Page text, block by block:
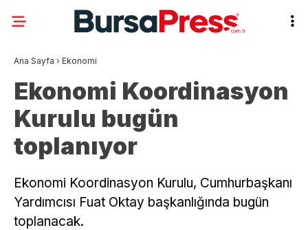
Ana Sayfa › Ekonomi
Ekonomi Koordinasyon
Kurulu bugün
toplanıyor
Ekonomi Koordinasyon Kurulu, Cumhurbaşkanı
Yardımcısı Fuat Oktay başkanlığında bugün
toplanacak.